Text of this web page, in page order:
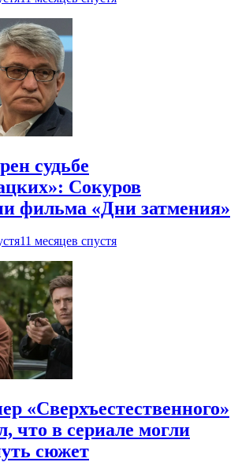
судьбе
Сокуров
фильма «Дни затмения»
11 месяцев спустя
«Сверхъестественного»
что в сериале могли
сюжет